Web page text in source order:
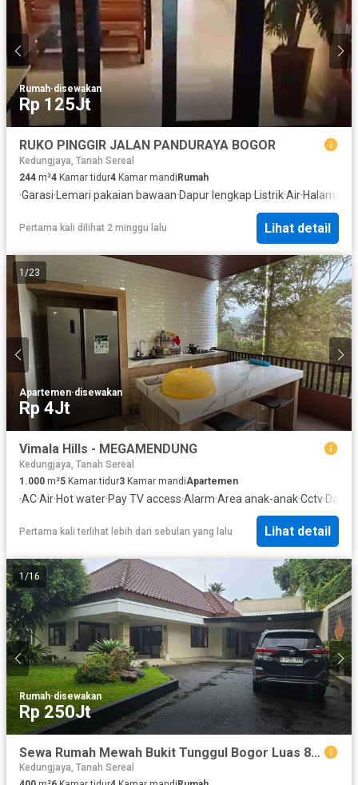
Rumah·disewakan
Rp 125Jt
RUKO PINGGIR JALAN PANDURAYA BOGOR
Kedungjaya, Tanah Sereal
244 m²4 Kamar tidur4 Kamar mandi Rumah
·Garasi·Lemari pakaian bawaan·Dapur lengkap·Listrik·Air·Halaman
Pertama kali dilihat 2 minggu lalu Lihat detail
1 /23
Apartemen·disewakan
Rp 4Jt
Vimala Hills - MEGAMENDUNG
Kedungjaya, Tanah Sereal
1.000 m²5 Kamar tidur3 Kamar mandiApartemen
·AC·Air·Hot water·Pay TV access·Alarm·Area anak-anak·Cctv·
Pertama kali terlihat lebih dari sebulan yang lalu Lihat detail
1 /16
Rumah·disewakan
Rp 250Jt
Sewa Rumah Mewah Bukit Tunggul Bogor Luas 874m Strategis
Kedungjaya, Tanah Sereal